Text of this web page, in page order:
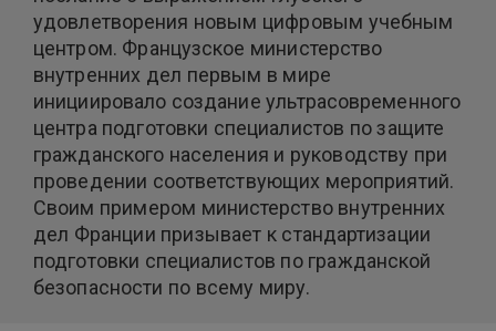
удовлетворения новым цифровым учебным
центром. Французское министерство
внутренних дел первым в мире
инициировало создание ультрасовременного
центра подготовки специалистов по защите
гражданского населения и руководству при
проведении соответствующих мероприятий.
Своим примером министерство внутренних
дел Франции призывает к стандартизации
подготовки специалистов по гражданской
безопасности по всему миру.